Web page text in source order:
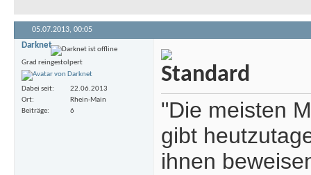
05.07.2013, 00:05
Darknet
Grad reingestolpert
Dabei seit
22.06.2013
Ort
Rhein-Main
Beiträge
6
"Die meisten
gibt
ihnen